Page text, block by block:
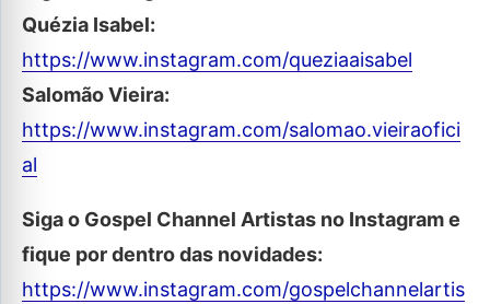
Quézia Isabel:
https://www.instagram.com/queziaaisabel
Salomão Vieira:
https://www.instagram.com/salomao.vieiraofici
al
Siga o Gospel Channel Artistas no Instagram e
fique por dentro das novidades:
https://www.instagram.com/gospelchannelartis